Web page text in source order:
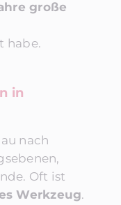
große
habe.
in
nach
Oft ist
Werkzeug.